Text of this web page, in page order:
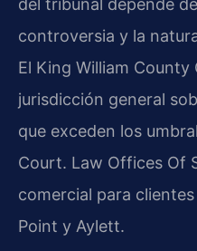
del tribunal depende
controversia y la
El King William
jurisdicción general
que exceden los
Court. Law Offices Of
comercial para
Point y Aylett.